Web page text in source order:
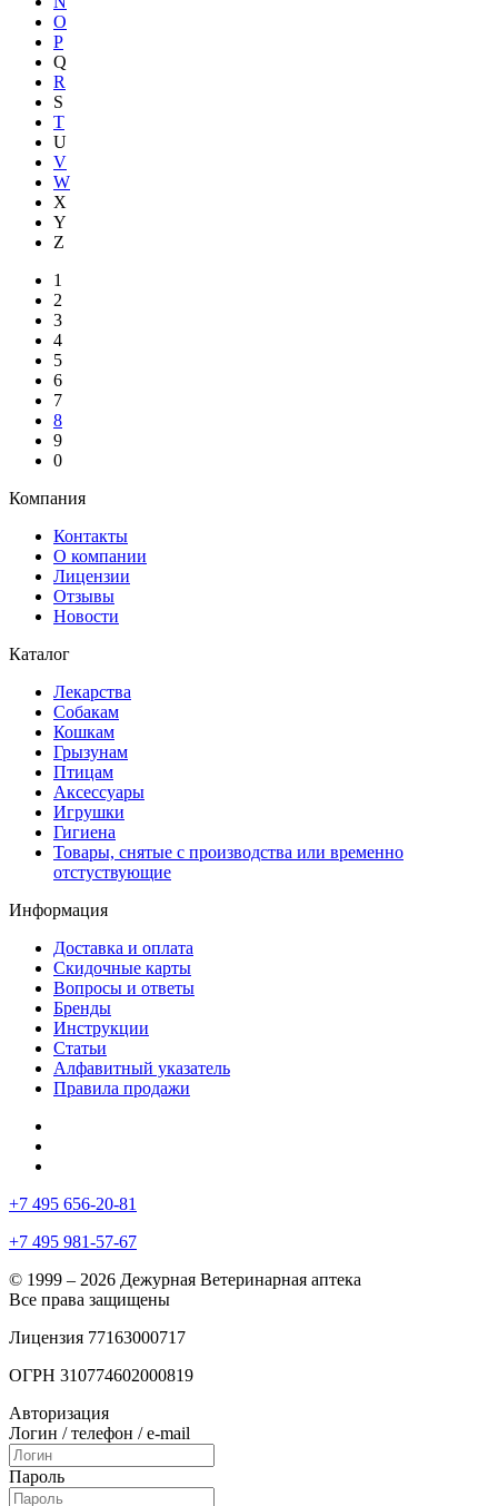
O
P
Q
R
S
T
U
V
W
X
Y
Z
1
2
3
4
5
6
7
8
9
0
Компания
Контакты
О компании
Лицензии
Отзывы
Новости
Каталог
Лекарства
Собакам
Кошкам
Грызунам
Птицам
Аксессуары
Игрушки
Гигиена
Товары, снятые с производства или временно
отстуствующие
Информация
Доставка и оплата
Скидочные карты
Вопросы и ответы
Бренды
Инструкции
Статьи
Алфавитный указатель
Правила продажи
+7 495 656-20-81
+7 495 981-57-67
© 1999 – 2026 Дежурная Ветеринарная аптека
Все права защищены
Лицензия 77163000717
ОГРН 310774602000819
Авторизация
Логин / телефон / e-mail
Пароль